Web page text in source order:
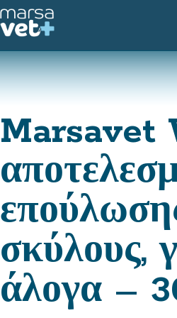
Marsavet
σκύλους,
άλογα –